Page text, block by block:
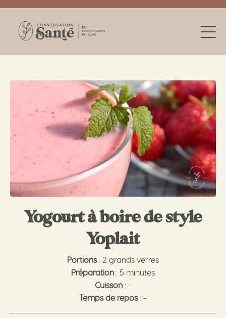
Yogourt à boire de style
Yoplait
Portions: 2 grands verres
Préparation : 5 minutes
Cuisson: -
Temps de repos: -